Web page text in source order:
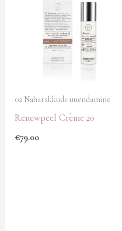
02 Naharakkude uuendamine
Renewpeel Crème 20
€79.00